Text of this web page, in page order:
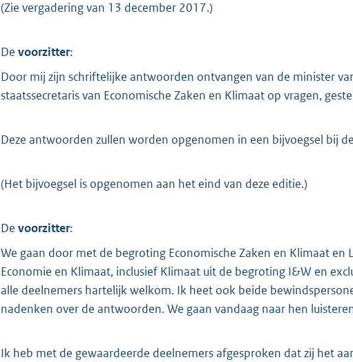
b
(Zie vergadering van 13 december 2017.)
De voorzitter:
Door mij zijn schriftelijke antwoorden ontvangen van de minister
staatssecretaris van Economische Zaken en Klimaat op vragen,
Deze antwoorden zullen worden opgenomen in een bijvoegsel bij
(Het bijvoegsel is opgenomen aan het eind van deze editie.)
De voorzitter:
We gaan door met de begroting Economische Zaken en Klimaat en
Economie en Klimaat, inclusief Klimaat uit de begroting I&W en
alle deelnemers hartelijk welkom. Ik heet ook beide
nadenken over de antwoorden. We gaan vandaag naar hen
Ik heb met de gewaardeerde deelnemers afgesproken dat zij het